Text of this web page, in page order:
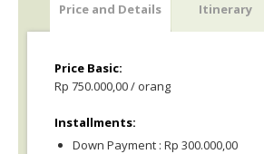
Price and Details Itinerary
Price Basic:
Rp 750.000,00 / orang
Installments:
Down Payment : Rp 300.000,00